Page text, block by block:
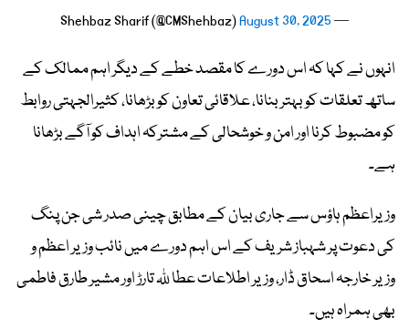
— Shehbaz Sharif (@CMShehbaz)
August 30, 2025
انہوں نے کہا کہ اس دورے کا مقصد خطے کے دیگر اہم ممالک کے
ساتھ تعلقات کو بہتر بنانا، علاقائی تعاون کو بڑھانا، کثیرالجہتی روابط
کو مضبوط کرنا اور امن و خوشحالی کے مشترکہ اہداف کو آگے بڑھانا
ہے۔
وزیراعظم ہاؤس سے جاری بیان کے مطابق چینی صدر شی جن پنگ
کی دعوت پر شہباز شریف کے اس اہم دورے میں نائب وزیر اعظم و
وزیر خارجہ اسحاق ڈار، وزیر اطلاعات عطا للہ تارڑ اور مشیر طارق فاطمی
بھی ہمراہ ہیں۔